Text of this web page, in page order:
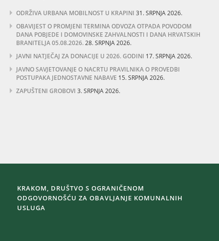
ODRŽIVA URBANA MOBILNOST U KRAPINI 31. SRPNJA 2026.
OBAVIJEST O PROMJENI TERMINA ODVOZA OTPADA POVODOM
DANA POBJEDE I DOMOVINSKE ZAHVALNOSTI I DANA HRVATSKIH
BRANITELJA 05.08.2026.28. SRPNJA 2026.
JAVNI NATJEČAJ ZA DONACIJE U 2026. GODINI 17. SRPNJA 2026.
JAVNO SAVJETOVANJE O NACRTU PRAVILNIKA O PROVEDBI
POSTUPAKA JEDNOSTAVNE NABAVE 15. SRPNJA 2026.
ZAPUŠTENI GROBOVI 3. SRPNJA 2026.
KRAKOM, DRUŠTVO S OGRANIČENOM
ODGOVORNOŠĆU ZA OBAVLJANJE KOMUNALNIH
USLUGA